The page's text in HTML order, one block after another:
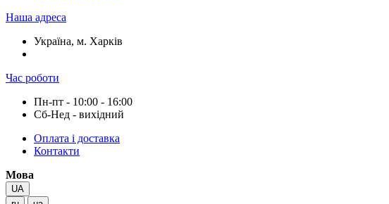
Наша адреса
Україна, м. Харків
Час роботи
Пн-пт - 10:00 - 16:00
Сб-Нед - вихідний
Оплата і доставка
Контакти
Мова
UA